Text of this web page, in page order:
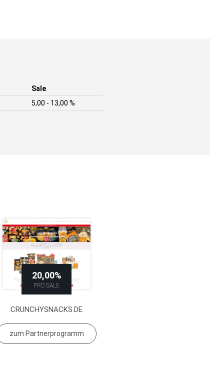
Sale
5,00 - 13,00 %
20,00%
PRO SALE
CRUNCHYSNACKS.DE
zum Partnerprogramm